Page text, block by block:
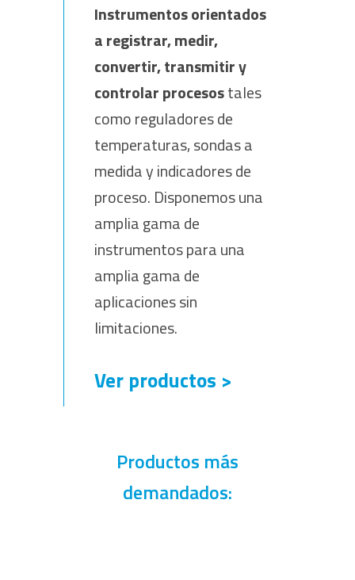
Instrumentos orientados
a registrar, medir,
convertir, transmitir y
controlar procesostales
como reguladores de
temperaturas, sondas a
medida y indicadores de
proceso. Disponemos una
amplia gama de
instrumentos para una
amplia gama de
aplicaciones sin
limitaciones.
Ver productos >
Productos más
demandados: